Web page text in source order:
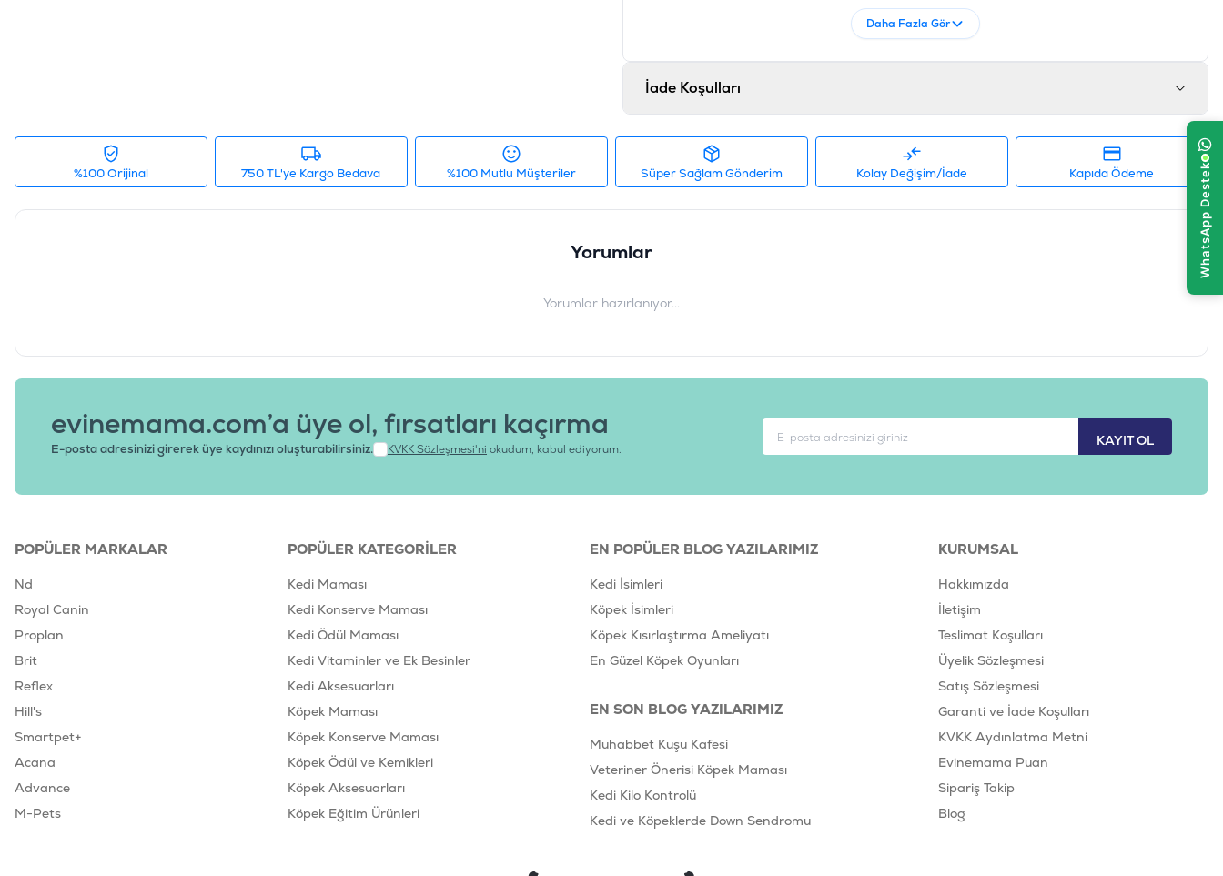
Daha Fazla Gör
İade Koşulları
%100 Orijinal 750 TL'ye Kargo Bedava %100 Mutlu Müşteriler Süper Sağlam Gönderim Kolay Değişim/İade Kapıda Ödeme
Yorumlar
Yorumlar hazırlanıyor...
KAYIT OL
evinemama.com’a üye ol, fırsatları kaçırma
E-posta adresinizi girerek üye kaydınızı oluşturabilirsiniz. KVKK Sözleşmesi'ni okudum, kabul ediyorum.
POPÜLER MARKALAR
Nd
Royal Canin
Proplan
Brit
Reflex
Hill's
Smartpet+
Acana
Advance
M-Pets
POPÜLER KATEGORILER
Kedi Maması
Kedi Konserve Maması
Kedi Ödül Maması
Kedi Vitaminler ve Ek Besinler
Kedi Aksesuarları
Köpek Maması
Köpek Konserve Maması
Köpek Ödül ve Kemikleri
Köpek Aksesuarları
Köpek Eğitim Ürünleri
EN POPÜLER BLOG YAZILARIMIZ
Kedi İsimleri
Köpek İsimleri
Köpek Kısırlaştırma Ameliyatı
En Güzel Köpek Oyunları
EN SON BLOG YAZILARIMIZ
Muhabbet Kuşu Kafesi
Veteriner Önerisi Köpek Maması
Kedi Kilo Kontrolü
Kedi ve Köpeklerde Down Sendromu
KURUMSAL
Hakkımızda
İletişim
Teslimat Koşulları
Üyelik Sözleşmesi
Satış Sözleşmesi
Garanti ve İade Koşulları
KVKK Aydınlatma Metni
Evinemama Puan
Sipariş Takip
Blog